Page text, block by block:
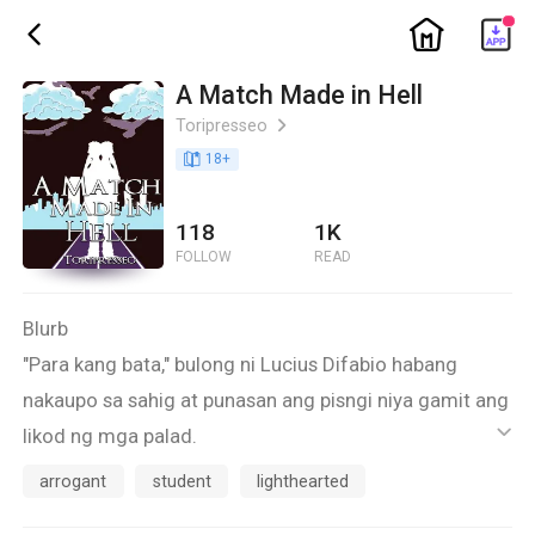
ic_back ic_home
A Match Made in Hell
Toripresseo ic_arrow_right
book_age 18+
118
FOLLOW
1K
READ
Blurb
"Para kang bata," bulong ni Lucius Difabio habang
nakaupo sa sahig at punasan ang pisngi niya gamit ang
likod ng mga palad.
Natawa si Lucius at tiningnan si Danger Beltran na
ic_default
arrogant student lighthearted